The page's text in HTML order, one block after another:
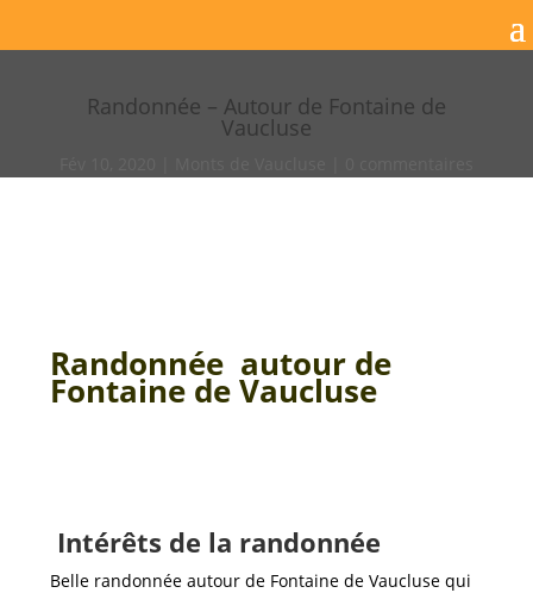
Randonnée – Autour de Fontaine de
Vaucluse
Randonnée autour de
Fontaine de Vaucluse
Intérêts de la randonnée
Belle randonnée autour de Fontaine de Vaucluse qui